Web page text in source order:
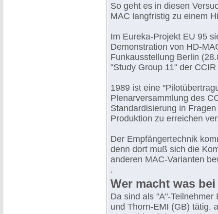
So geht es in diesen
MAC langfristig zu einem
Im Eureka-Projekt EU 95
Demonstration von HD-
Funkausstellung Berlin
"Study Group 11" der
1989 ist eine
Plenarversammlung des
Standardisierung in
Produktion zu erreichen
Der Empfängertechnik
denn dort muß sich die
anderen MAC-Varianten
.
Wer macht was bei
Da sind als "A"-
und Thorn-EMI (GB) tätig,